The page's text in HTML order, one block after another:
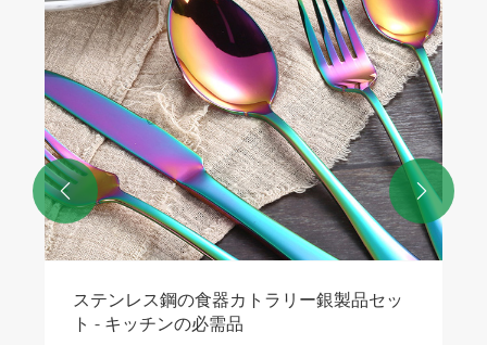
ステンレス鋼の食器カトラリー銀製品セッ
ト - キッチンの必需品
 